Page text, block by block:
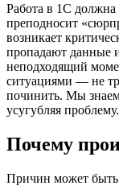
Работа в 1С
преподносит
возникает
пропадают данные
неподходящий
ситуациями — не
починить. Мы
усугубляя проблему.
Почему
Причин может